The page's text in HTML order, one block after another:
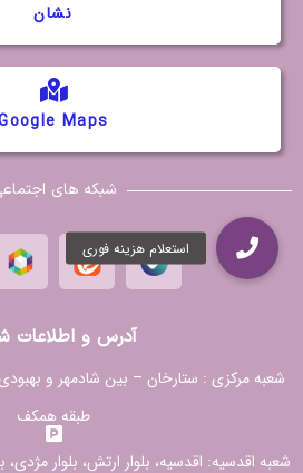
آدرس و اطلاعات
شعبه مرکزی :
طبقه همکف
شعبه اقدسیه: اقدسیه، بلوار ارتش، بلوار
Maps
نشان
شبکه های